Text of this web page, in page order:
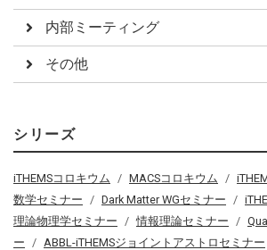
内部ミーティング
その他
シリーズ
iTHEMSコロキウム MACSコロキウム
数学セミナー
Dark Matter WGセミナー
理論物理学セミナー
情報理論セミナー
ー
ABBL-iTHEMSジョイントアストロセミナー